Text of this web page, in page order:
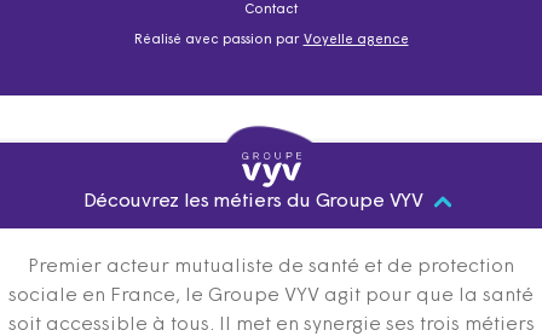
Contact
Réalisé avec passion par Voyelle agence
Découvrez les métiers du Groupe VYV
Premier acteur mutualiste de santé et de protection
sociale en France, le Groupe VYV agit pour que la santé
soit accessible à tous. Il met en synergie ses trois métiers